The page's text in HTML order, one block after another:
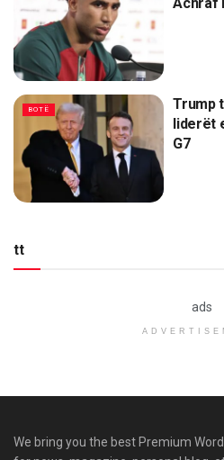
BOTË
Trump
liderët
G7
tt
ads
We bring you the best Premium